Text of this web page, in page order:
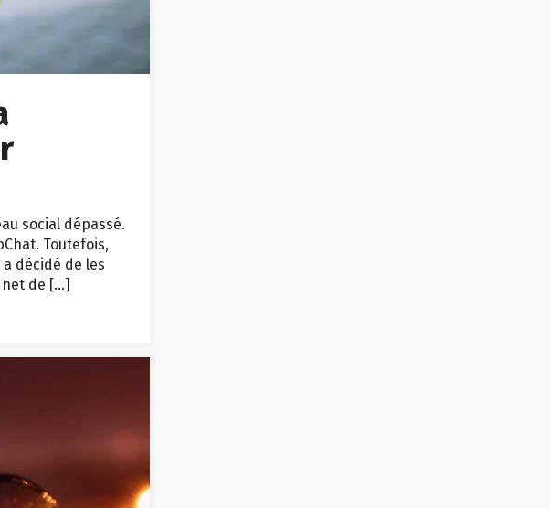
social dépassé.
Toutefois,
décidé de les
net de […]